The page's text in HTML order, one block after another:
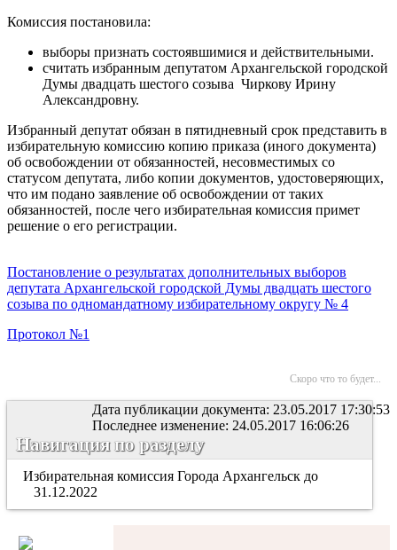
Комиссия постановила:
выборы признать состоявшимися и действительными.
считать избранным депутатом Архангельской городской
Думы двадцать шестого созыва Чиркову Ирину
Александровну.
Избранный депутат обязан в пятидневный срок представить в
избирательную комиссию копию приказа (иного документа)
об освобождении от обязанностей, несовместимых со
статусом депутата, либо копии документов, удостоверяющих,
что им подано заявление об освобождении от таких
обязанностей, после чего избирательная комиссия примет
решение о его регистрации.
Постановление о результатах дополнительных выборов
депутата Архангельской городской Думы двадцать шестого
созыва по одномандатному избирательному округу № 4
Протокол №1
Скоро что то будет...
Дата публикации документа: 23.05.2017 17:30:53
Последнее изменение: 24.05.2017 16:06:26
Навигация по разделу
Избирательная комиссия Города Архангельск до
31.12.2022